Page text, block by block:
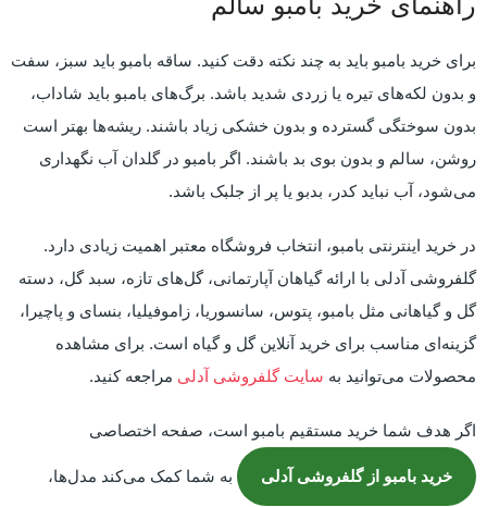
برای خرید بامبو باید به چند نکته دقت کنید. ساقه بامبو باید سبز، سفت
و بدون لکه‌های تیره یا زردی شدید باشد. برگ‌های بامبو باید شاداب،
بدون سوختگی گسترده و بدون خشکی زیاد باشند. ریشه‌ها بهتر است
روشن، سالم و بدون بوی بد باشند. اگر بامبو در گلدان آب نگهداری
می‌شود، آب نباید کدر، بدبو یا پر از جلبک باشد.
در خرید اینترنتی بامبو، انتخاب فروشگاه معتبر اهمیت زیادی دارد.
گلفروشی آدلی با ارائه گیاهان آپارتمانی، گل‌های تازه، سبد گل، دسته
گل و گیاهانی مثل بامبو، پتوس، سانسوریا، زاموفیلیا، بنسای و پاچیرا،
گزینه‌ای مناسب برای خرید آنلاین گل و گیاه است. برای مشاهده
محصولات می‌توانید به سایت گلفروشی آدلی مراجعه کنید.
اگر هدف شما خرید مستقیم بامبو است، صفحه اختصاصی
خرید بامبو از گلفروشی آدلی به شما کمک می‌کند مدل‌ها،